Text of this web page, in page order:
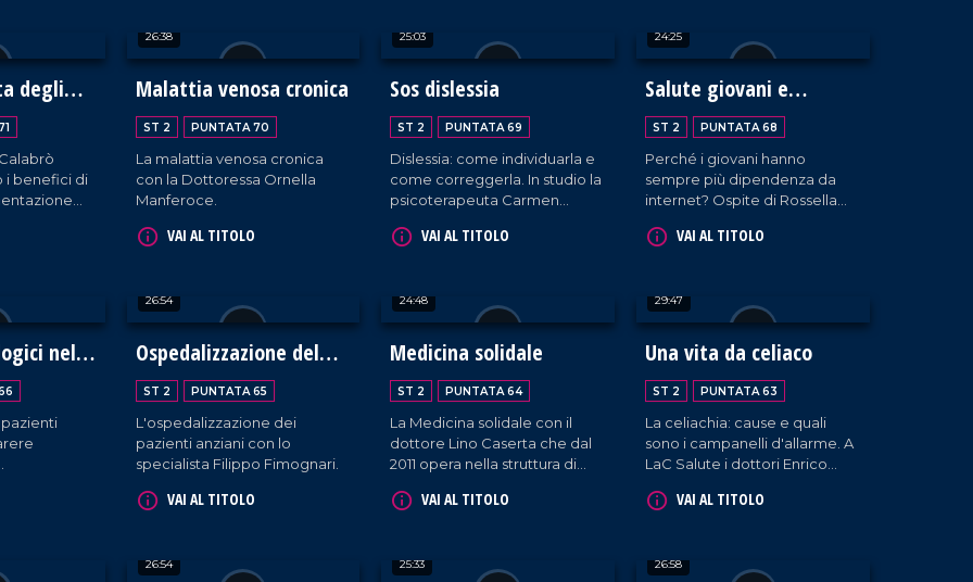
Rossella
del
Raiola e il
Stefano
degli
i benefici di
26:38
Malattia venosa cronica
ST 2 PUNTATA 70
La malattia venosa cronica
con la Dottoressa Ornella
Manferoce.
VAI AL TITOLO
25:03
Sos dislessia
ST 2 PUNTATA 69
Dislessia: come individuarla e
come correggerla. In studio la
psicoterapeuta Carmen
VAI AL TITOLO
24:25
Salute giovani e
dipendenza da internet
ST 2 PUNTATA 68
Perché i giovani hanno
sempre più dipendenza da
internet? Ospite di Rossella
Zicchinella.
VAI AL TITOLO
nella
26:54
Ospedalizzazione del
paziente anziano
ST 2 PUNTATA 65
L'ospedalizzazione dei
pazienti anziani con lo
specialista Filippo Fimognari.
VAI AL TITOLO
24:48
Medicina solidale
ST 2 PUNTATA 64
La Medicina solidale con il
dottore Lino Caserta che dal
2011 opera nella struttura di
VAI AL TITOLO
29:47
Una vita da celiaco
ST 2 PUNTATA 63
La celiachia: cause e quali
sono i campanelli d'allarme. A
LaC Salute i dottori Enrico
VAI AL TITOLO
26:54 25:33 26:58